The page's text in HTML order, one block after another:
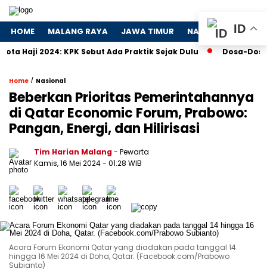
HOME MALANG RAYA JAWA TIMUR NASIONAL
KPK Sebut Ada Praktik Sejak Dulu Dosa-Dosa 4
Home / Nasional
Beberkan Prioritas Pemerintahannya
di Qatar Economic Forum, Prabowo:
Pangan, Energi, dan Hilirisasi
Tim Harian Malang- Pewarta
Kamis, 16 Mei 2024- 01:28 WIB
Acara Forum Ekonomi Qatar yang diadakan pada tanggal 14
hingga 16 Mei 2024 di Doha, Qatar. (Facebook.com/Prabowo
Subianto)
ID